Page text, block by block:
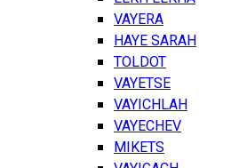
VAYERA
HAYE SARAH
TOLDOT
VAYETSE
VAYICHLAH
VAYECHEV
MIKETS